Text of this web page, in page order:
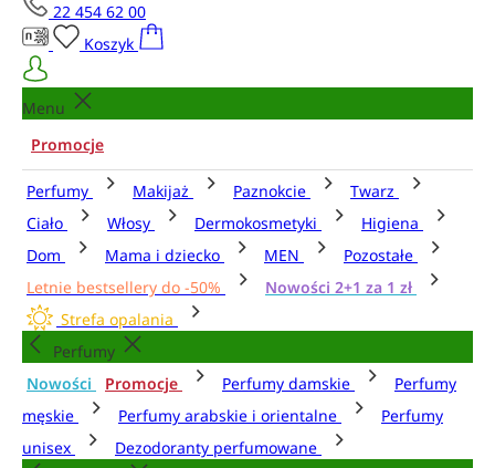
22 454 62 00
Koszyk
Menu
Promocje
Perfumy Makijaż Paznokcie
Twarz
Ciało
Włosy Dermokosmetyki
Higiena
Dom
Mama i dziecko MEN
Pozostałe
Letnie bestsellery do -50%
Nowości 2+1 za 1 zł
Strefa opalania
Perfumy
Nowości
Promocje Perfumy damskie
Perfumy
męskie
Perfumy arabskie i orientalne
Perfumy
unisex
Dezodoranty perfumowane